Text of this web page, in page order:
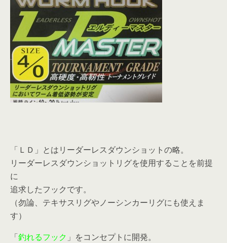
「ＬＤ」とはリーダーレスダウンショットの略。
リーダーレスダウンショットリグを使用することを前提
に
追求したフックです。
（勿論、テキサスリグやノーシンカーリグにも使えま
す）
「釣れるフック 」をコンセプトに開発。